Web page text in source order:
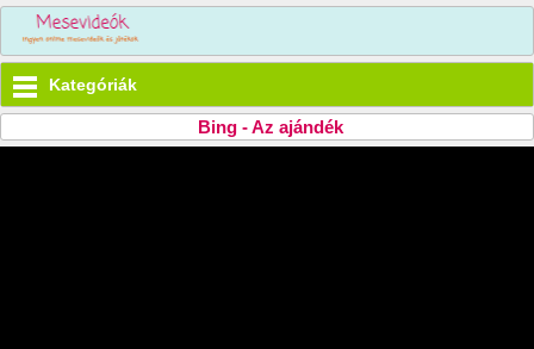
Kategóriák
Bing - Az ajándék